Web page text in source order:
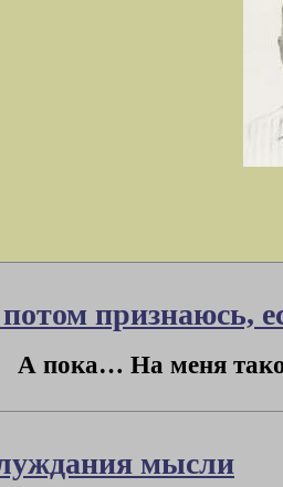
признаюсь,
А пока… На меня
мысли